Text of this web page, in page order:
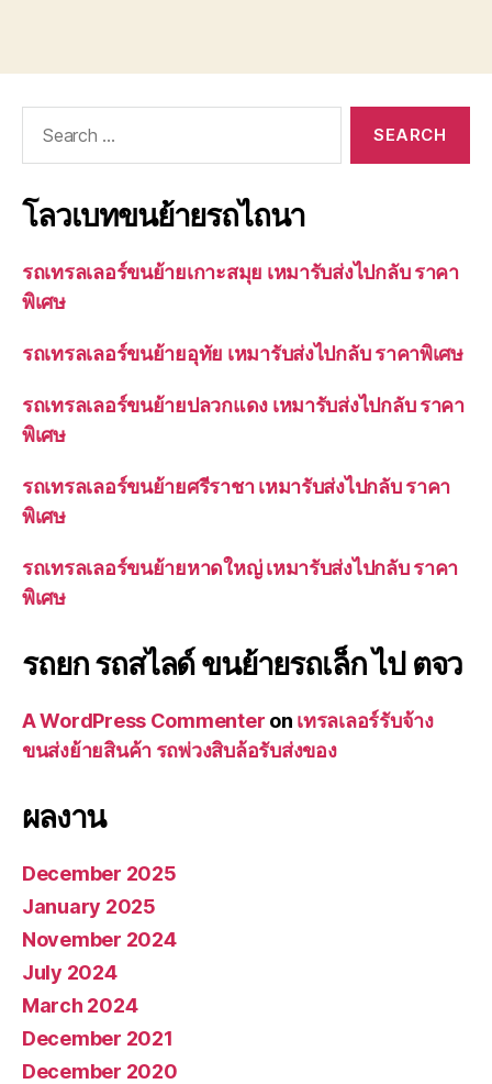
โลวเบทขนย้ายรถไถนา
รถเทรลเลอร์ขนย้ายเกาะสมุย เหมารับส่งไปกลับ ราคา
พิเศษ
รถเทรลเลอร์ขนย้ายอุทัย เหมารับส่งไปกลับ ราคาพิเศษ
รถเทรลเลอร์ขนย้ายปลวกแดง เหมารับส่งไปกลับ ราคา
พิเศษ
รถเทรลเลอร์ขนย้ายศรีราชา เหมารับส่งไปกลับ ราคา
พิเศษ
รถเทรลเลอร์ขนย้ายหาดใหญ่ เหมารับส่งไปกลับ ราคา
พิเศษ
รถยก รถสไลด์ ขนย้ายรถเล็ก ไป ตจว
A WordPress Commenter on เทรลเลอร์รับจ้าง
ขนส่งย้ายสินค้า รถพ่วงสิบล้อรับส่งของ
ผลงาน
December 2025
January 2025
November 2024
July 2024
March 2024
December 2021
December 2020